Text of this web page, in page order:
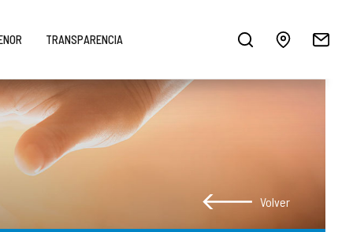
TRANSPARENCIA
Volver